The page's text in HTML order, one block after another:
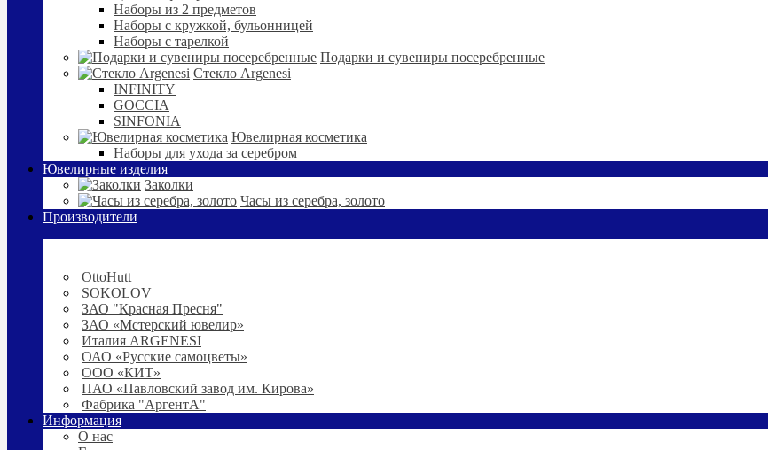
Наборы из 2 предметов
Наборы с кружкой, бульонницей
Наборы с тарелкой
Подарки и сувениры посеребренные
Стекло Argenesi
INFINITY
GOCCIA
SINFONIA
Ювелирная косметика
Наборы для ухода за серебром
Ювелирные изделия
Заколки
Часы из серебра, золото
Производители
OttoHutt
SOKOLOV
ЗАО "Красная Пресня"
ЗАО «Мстерский ювелир»
Италия ARGENESI
ОАО «Русские самоцветы»
ООО «КИТ»
ПАО «Павловский завод им. Кирова»
Фабрика "АргентА"
Информация
О нас